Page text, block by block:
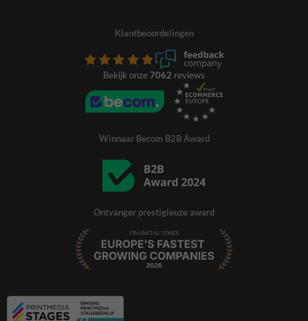
Klantbeoordelingen
Bekijk onze 7062 reviews
Winnaar Becom B2B Award
Ontvanger prestigieuze award